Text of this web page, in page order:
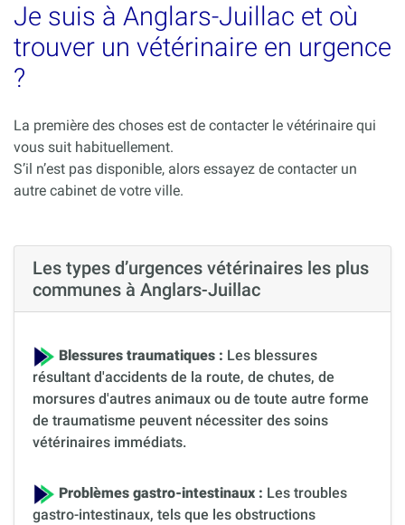
Je suis à Anglars-Juillac et où
trouver un vétérinaire en urgence
?
La première des choses est de contacter le vétérinaire qui
vous suit habituellement.
S’il n’est pas disponible, alors essayez de contacter un
autre cabinet de votre ville.
Les types d’urgences vétérinaires les plus
communes à Anglars-Juillac
Blessures traumatiques : Les blessures
résultant d'accidents de la route, de chutes, de
morsures d'autres animaux ou de toute autre forme
de traumatisme peuvent nécessiter des soins
vétérinaires immédiats.
Problèmes gastro-intestinaux : Les troubles
gastro-intestinaux, tels que les obstructions